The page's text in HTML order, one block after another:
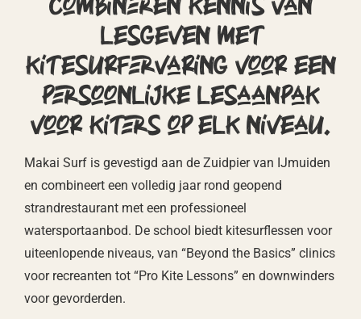
lesgeven met
kitesurfervaring voor een
persoonlijke lesaanpak
voor kiters op elk niveau.
Makai Surf is gevestigd aan de Zuidpier van IJmuiden
en combineert een volledig jaar rond geopend
strandrestaurant met een professioneel
watersportaanbod. De school biedt kitesurflessen voor
uiteenlopende niveaus, van “Beyond the Basics” clinics
voor recreanten tot “Pro Kite Lessons” en downwinders
voor gevorderden.